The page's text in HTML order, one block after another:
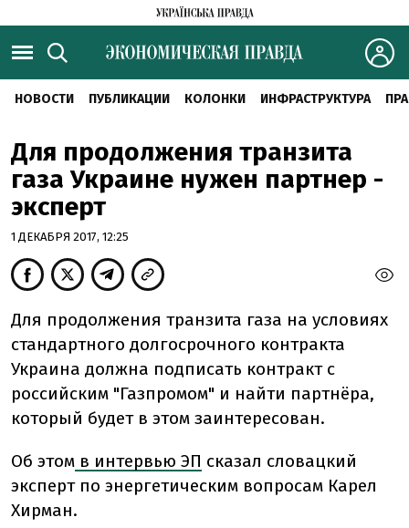
НОВОСТИ ПУБЛИКАЦИИ КОЛОНКИ ИНФРАСТРУКТУРА
Для продолжения транзита
газа Украине нужен партнер -
эксперт
1 ДЕКАБРЯ 2017, 12:25
Для продолжения транзита газа на условиях
стандартного долгосрочного контракта
Украина должна подписать контракт с
российским "Газпромом" и найти партнёра,
который будет в этом заинтересован.
Об этом в интервью ЭП сказал словацкий
эксперт по энергетическим вопросам Карел
Хирман.